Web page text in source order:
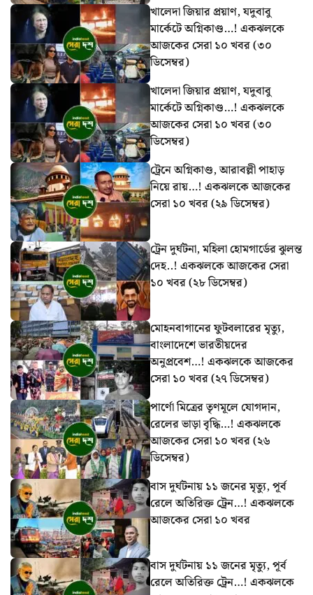
খালেদা জিয়ার প্রয়াণ, যদুবাবু
মার্কেটে অগ্নিকাণ্ড…! একঝলকে
আজকের সেরা ১০ খবর (৩০
ডিসেম্বর)
খালেদা জিয়ার প্রয়াণ, যদুবাবু
মার্কেটে অগ্নিকাণ্ড…! একঝলকে
আজকের সেরা ১০ খবর (৩০
ডিসেম্বর)
ট্রেনে অগ্নিকাণ্ড, আরাবল্লী পাহাড়
নিয়ে রায়…! একঝলকে আজকের
সেরা ১০ খবর (২৯ ডিসেম্বর)
ট্রেন দুর্ঘটনা, মহিলা হোমগার্ডের ঝুলন্ত
দেহ..! একঝলকে আজকের সেরা
১০ খবর (২৮ ডিসেম্বর)
মোহনবাগানের ফুটবলারের মৃত্যু,
বাংলাদেশে ভারতীয়দের
অনুপ্রবেশ…! একঝলকে আজকের
সেরা ১০ খবর (২৭ ডিসেম্বর)
পার্ণো মিত্রের তৃণমূলে যোগদান,
রেলের ভাড়া বৃদ্ধি…! একঝলকে
আজকের সেরা ১০ খবর (২৬
ডিসেম্বর)
বাস দুর্ঘটনায় ১১ জনের মৃত্যু, পূর্ব
রেলে অতিরিক্ত ট্রেন…! একঝলকে
আজকের সেরা ১০ খবর
বাস দুর্ঘটনায় ১১ জনের মৃত্যু, পূর্ব
রেলে অতিরিক্ত ট্রেন…! একঝলকে